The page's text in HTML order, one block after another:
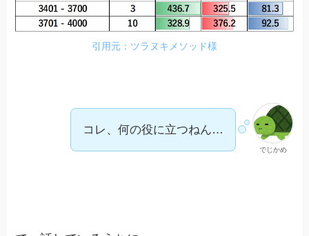
引用元：ツラヌキメソッド様
でじかめ
コレ、何の役に立つねん…